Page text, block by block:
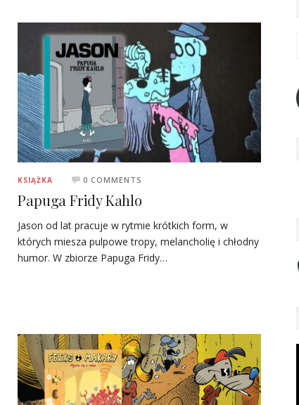
KSIĄŻKA 0 COMMENTS
Papuga Fridy Kahlo
Jason od lat pracuje w rytmie krótkich form, w
których miesza pulpowe tropy, melancholię i chłodny
humor. W zbiorze Papuga Fridy…